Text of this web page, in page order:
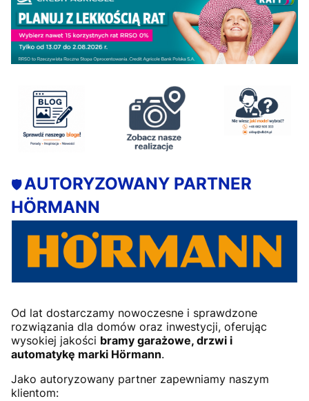
🛡️AUTORYZOWANY PARTNER
HÖRMANN
Od lat dostarczamy nowoczesne i sprawdzone
rozwiązania dla domów oraz inwestycji, oferując
wysokiej jakości bramy garażowe, drzwi i
automatykę marki Hörmann.
Jako autoryzowany partner zapewniamy naszym
klientom: